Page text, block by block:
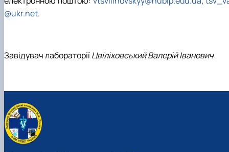
@ukr.net.
Завідувач лабораторіїЦвіліховський Валерій Іванович